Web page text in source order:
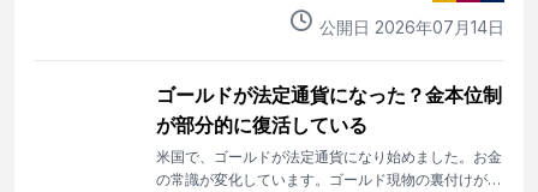
公開日 2026年07 月14日
ゴールドが法定通貨になった？金本位制
が部分的に復活している
米国で、ゴールドが法定通貨になり始めました。お金
の常識が変化しています。ゴールド現物の裏付けがあ